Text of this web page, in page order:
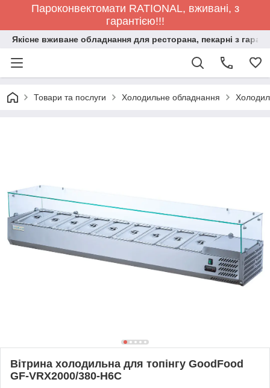
Пароконвектомати RATIONAL, вживані, з
гарантією!!!
Якісне вживане обладнання для ресторана, пекарні з
Товари та послуги Холодильне обладнання
Вітрина холодильна для топінгу GoodFood
GF-VRX2000/380-H6C